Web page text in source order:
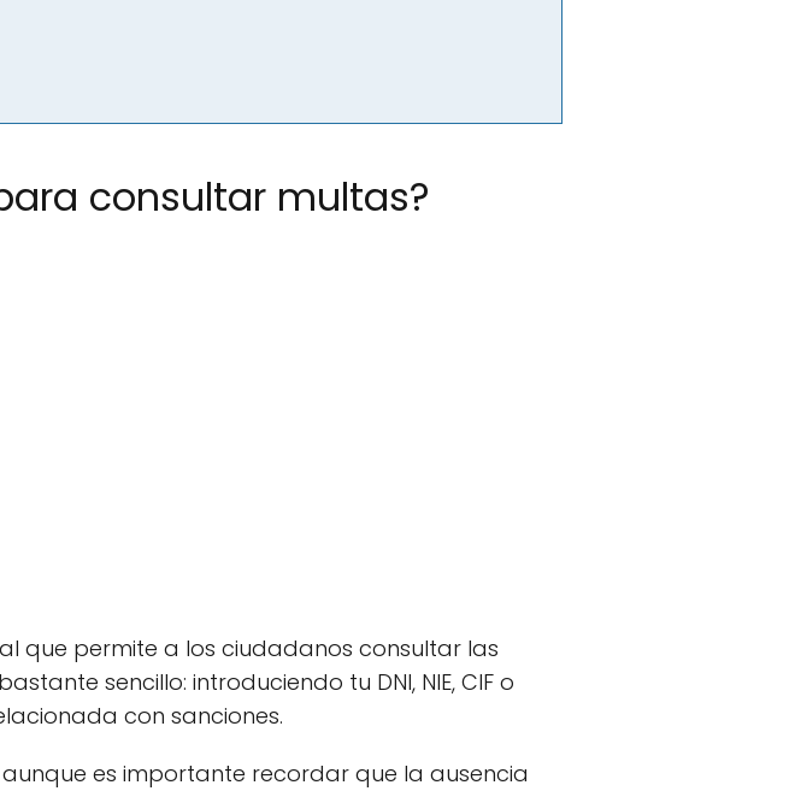
consultar multas?
que permite a los ciudadanos consultar las
sencillo: introduciendo tu DNI, NIE, CIF o
con sanciones.
es importante recordar que la ausencia